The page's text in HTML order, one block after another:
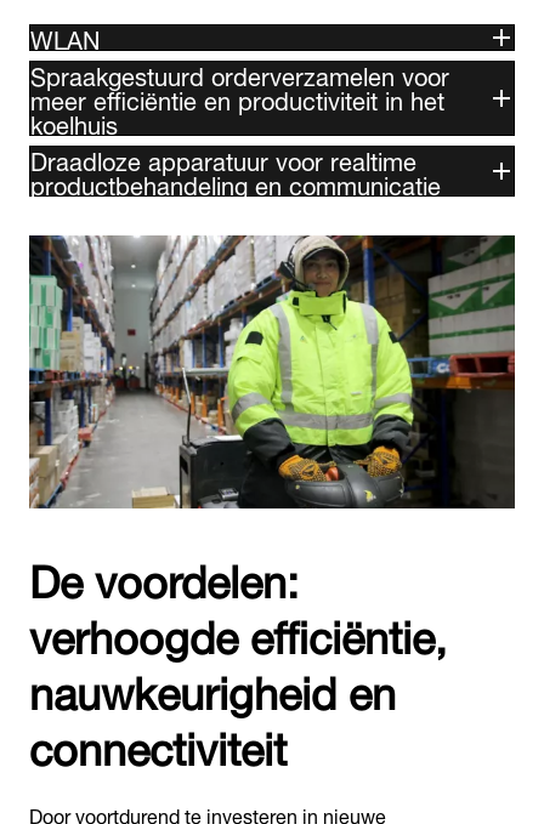
WLAN
Spraakgestuurd orderverzamelen voor
meer efficiëntie en productiviteit in het
koelhuis
Draadloze apparatuur voor realtime
productbehandeling en communicatie
De voordelen:
verhoogde efficiëntie,
nauwkeurigheid en
connectiviteit
Door voortdurend te investeren in nieuwe